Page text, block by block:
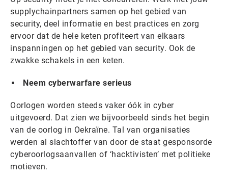
supplychainpartners samen op het gebied van
security, deel informatie en best practices en zorg
ervoor dat de hele keten profiteert van elkaars
inspanningen op het gebied van security. Ook de
zwakke schakels in een keten.
Neem cyberwarfare serieus
Oorlogen worden steeds vaker óók in cyber
uitgevoerd. Dat zien we bijvoorbeeld sinds het begin
van de oorlog in Oekraïne. Tal van organisaties
werden al slachtoffer van door de staat gesponsorde
cyberoorlogsaanvallen of ‘hacktivisten’ met politieke
motieven.